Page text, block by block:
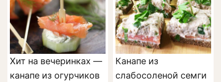
Хит на вечеринках —
канапе из огурчиков
Канапе из
слабосоленой семги